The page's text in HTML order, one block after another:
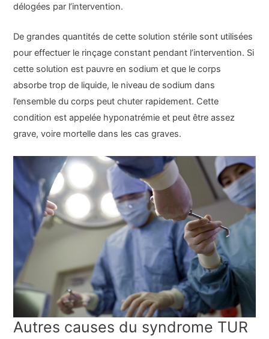
délogées par l’intervention.
De grandes quantités de cette solution stérile sont utilisées
pour effectuer le rinçage constant pendant l’intervention. Si
cette solution est pauvre en sodium et que le corps
absorbe trop de liquide, le niveau de sodium dans
l’ensemble du corps peut chuter rapidement. Cette
condition est appelée hyponatrémie et peut être assez
grave, voire mortelle dans les cas graves.
Autres causes du syndrome TUR